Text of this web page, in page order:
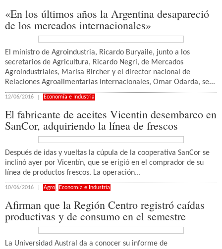
«En los últimos años la Argentina desapareció
de los mercados internacionales»
El ministro de Agroindustria, Ricardo Buryaile, junto a los
secretarios de Agricultura, Ricardo Negri, de Mercados
Agroindustriales, Marisa Bircher y el director nacional de
Relaciones Agroalimentarias Internacionales, Omar Odarda, se...
12/06/2016 Economía e Industria
El fabricante de aceites Vicentin desembarco en
SanCor, adquiriendo la línea de frescos
Después de idas y vueltas la cúpula de la cooperativa SanCor se
inclinó ayer por Vicentín, que se erigió en el comprador de su
línea de productos frescos. La operación...
10/06/2016 Agro, Economía e Industria
Afirman que la Región Centro registró caídas
productivas y de consumo en el semestre
La Universidad Austral da a conocer su informe de